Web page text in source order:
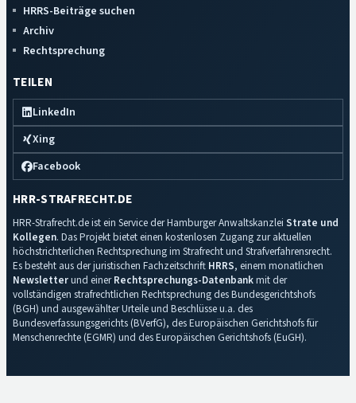
HRRS-Beiträge suchen
Archiv
Rechtsprechung
TEILEN
LinkedIn
Xing
Facebook
HRR-STRAFRECHT.DE
HRR-Strafrecht.de ist ein Service der Hamburger Anwaltskanzlei Strate und
Kollegen. Das Projekt bietet einen kostenlosen Zugang zur aktuellen
höchstrichterlichen Rechtsprechung im Strafrecht und Strafverfahrensrecht.
Es besteht aus der juristischen Fachzeitschrift HRRS, einem monatlichen
Newsletterund einerRechtsprechungs-Datenbankmit der
vollständigen strafrechtlichen Rechtsprechung des Bundesgerichtshofs
(BGH) und ausgewählter Urteile und Beschlüsse u.a. des
Bundesverfassungsgerichts (BVerfG), des Europäischen Gerichtshofs für
Menschenrechte (EGMR) und des Europäischen Gerichtshofs (EuGH).